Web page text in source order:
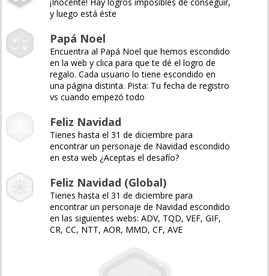
y luego está éste
Papá Noel
Encuentra al Papá Noel que hemos escondido
en la web y clica para que te dé el logro de
regalo. Cada usuario lo tiene escondido en
una página distinta. Pista: Tu fecha de registro
vs cuando empezó todo
Feliz Navidad
Tienes hasta el 31 de diciembre para
encontrar un personaje de Navidad escondido
en esta web ¿Aceptas el desafío?
Feliz Navidad (Global)
Tienes hasta el 31 de diciembre para
encontrar un personaje de Navidad escondido
en las siguientes webs: ADV, TQD, VEF, GIF,
CR, CC, NTT, AOR, MMD, CF, AVE